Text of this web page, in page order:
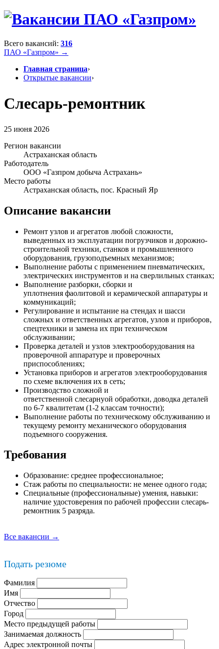
Всего вакансий: 316
ПАО «Газпром» →
Главная страница›
Открытые вакансии›
Слесарь-ремонтник
25 июня 2026
Регион вакансии
Астраханская область
Работодатель
ООО «Газпром добыча Астрахань»
Место работы
Астраханская область, пос. Красный Яр
Описание вакансии
Ремонт узлов и агрегатов любой сложности,
выведенных из эксплуатации погрузчиков и дорожно-
строительной техники, станков и промышленного
оборудования, грузоподъемных механизмов;
Выполнение работы с применением пневматических,
электрических инструментов и на сверлильных станках;
Выполнение разборки, сборки и
уплотнения фаолитовой и керамической аппаратуры и
коммуникаций;
Регулирование и испытание на стендах и шасси
сложных и ответственных агрегатов, узлов и приборов,
спецтехники и замена их при техническом
обслуживании;
Проверка деталей и узлов электрооборудования на
проверочной аппаратуре и проверочных
приспособлениях;
Установка приборов и агрегатов электрооборудования
по схеме включения их в сеть;
Производство сложной и
ответственной слесарнуой обработки, доводка деталей
по 6-7 квалитетам (1-2 классам точности);
Выполнение работы по техническому обслуживанию и
текущему ремонту механического оборудования
подъемного сооружения.
Требования
Образование: среднее профессиональное;
Стаж работы по специальности: не менее одного года;
Специальные (профессиональные) умения, навыки:
наличие удостоверения по рабочей профессии слесарь-
ремонтник 5 разряда.
Все вакансии →
Подать резюме
Фамилия
Имя
Отчество
Город
Место предыдущей работы
Занимаемая должность
Адрес электронной почты